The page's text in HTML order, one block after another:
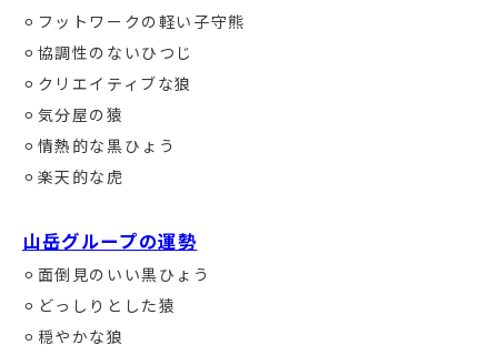
⚪︎フットワークの軽い子守熊
⚪︎協調性のないひつじ
⚪︎クリエイティブな狼
⚪︎気分屋の猿
⚪︎情熱的な黒ひょう
⚪︎楽天的な虎
山岳グループの運勢
⚪︎面倒見のいい黒ひょう
⚪︎どっしりとした猿
⚪︎穏やかな狼